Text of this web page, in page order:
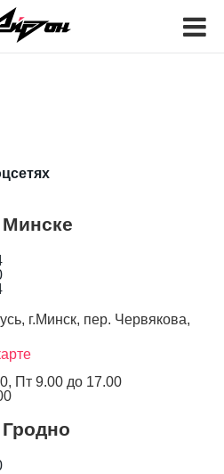
г.Минск, пер. Червякова,
Пт 9.00 до 17.00